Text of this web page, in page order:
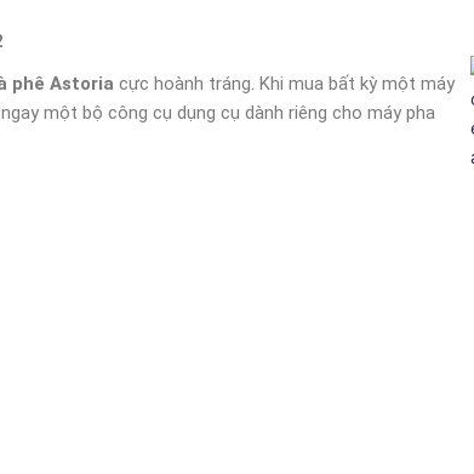
phê Astoria cực hoành tráng. Khi mua bất kỳ một máy
một bộ công cụ dụng cụ dành riêng cho máy pha